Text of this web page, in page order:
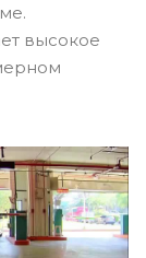
высокое